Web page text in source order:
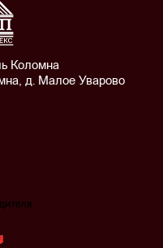
Коломна
д. Малое Уварово